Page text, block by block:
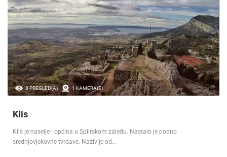
0 PREGLED(A) 1 KAMERA(E)
Klis
Klis je naselje i općina u Splitskom zaleđu. Nastalo je podno
srednjovjekovne tvrđave. Naziv je od…